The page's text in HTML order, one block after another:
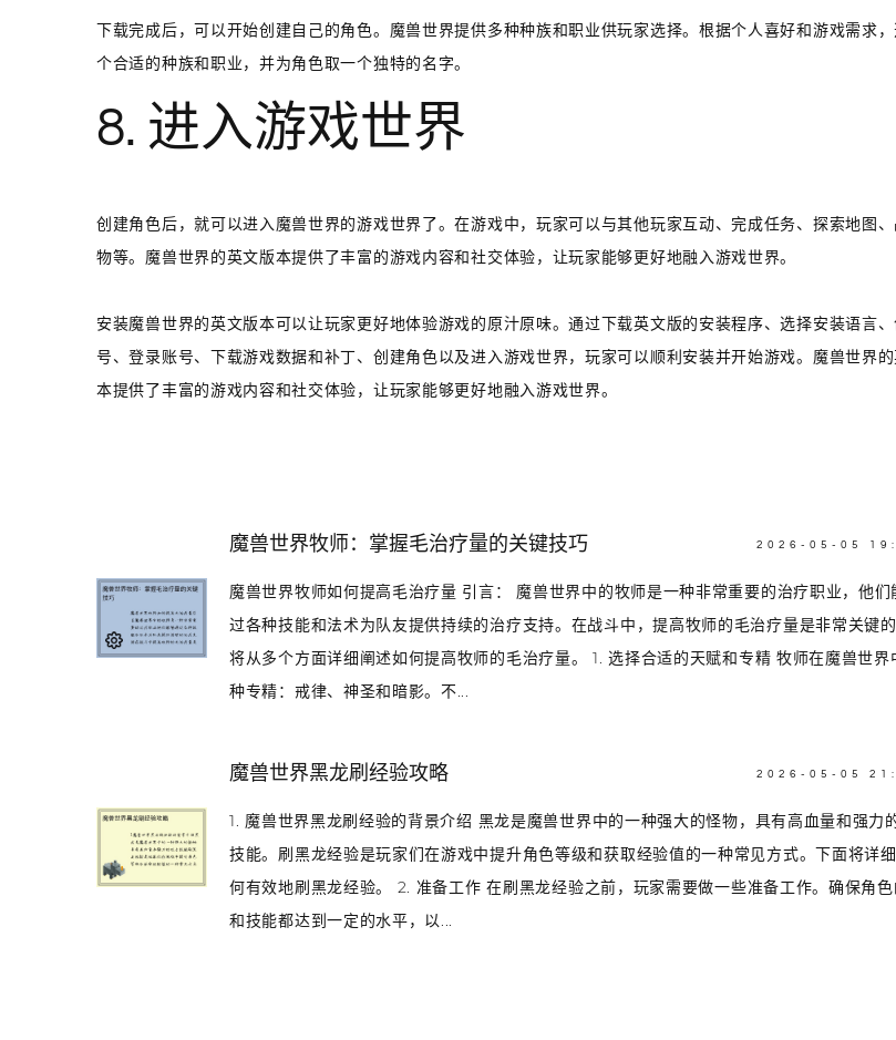
下载完成后，可以开始创建自己的角色。魔兽世界提供多种种族和职业供玩家选择。根据个人喜好和游戏需求
个合适的种族和职业，并为角色取一个独特的名字。
8. 进入游戏世界
创建角色后，就可以进入魔兽世界的游戏世界了。在游戏中，玩家可以与其他玩家互动、完成任务、探索地图
物等。魔兽世界的英文版本提供了丰富的游戏内容和社交体验，让玩家能够更好地融入游戏世界。
安装魔兽世界的英文版本可以让玩家更好地体验游戏的原汁原味。通过下载英文版的安装程序、选择安装语言
号、登录账号、下载游戏数据和补丁、创建角色以及进入游戏世界，玩家可以顺利安装并开始游戏。魔兽世界
本提供了丰富的游戏内容和社交体验，让玩家能够更好地融入游戏世界。
魔兽世界牧师：掌握毛治疗量的关键技巧 2026-05-05
魔兽世界牧师如何提高毛治疗量 引言： 魔兽世界中的牧师是一种非常重要的治疗职业，他们
过各种技能和法术为队友提供持续的治疗支持。在战斗中，提高牧师的毛治疗量是非常关键
将从多个方面详细阐述如何提高牧师的毛治疗量。 1. 选择合适的天赋和专精 牧师在魔兽世界
种专精：戒律、神圣和暗影。不...
魔兽世界黑龙刷经验攻略 2026-05-05
1. 魔兽世界黑龙刷经验的背景介绍 黑龙是魔兽世界中的一种强大的怪物，具有高血量和强力
技能。刷黑龙经验是玩家们在游戏中提升角色等级和获取经验值的一种常见方式。下面将详
何有效地刷黑龙经验。 2. 准备工作 在刷黑龙经验之前，玩家需要做一些准备工作。确保角
和技能都达到一定的水平，以...